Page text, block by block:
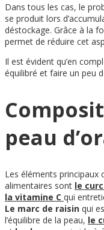
Dans tous les cas, le
se produit lors
déstockage. Grâce à la
permet de réduire cet
Il est évident qu’en
équilibré et faire un peu
peau
Les éléments principaux
alimentaires sont le
la vitamine C qui
Le marc de raisin qui
l’équilibre de la peau, le